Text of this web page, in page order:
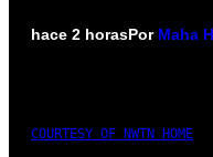
hace 2 horasPor Maha
COURTESY OF NWTN HOME